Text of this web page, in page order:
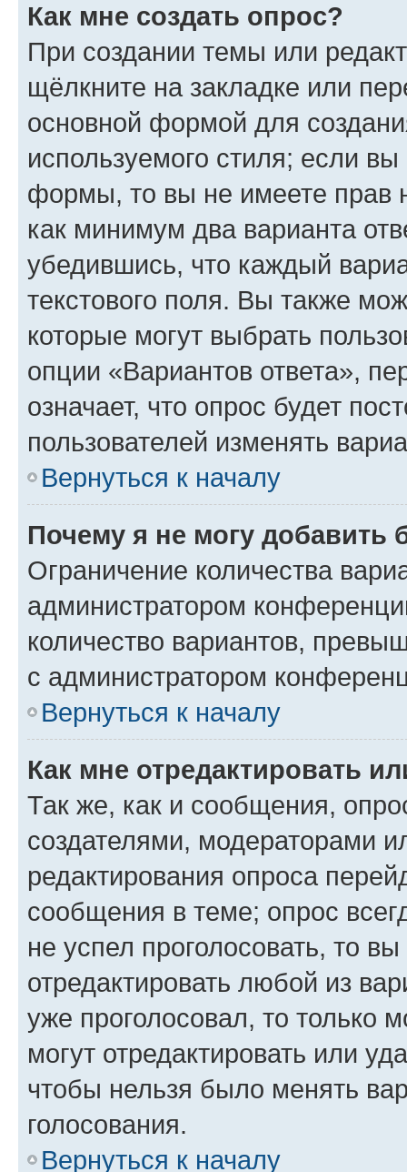
Как мне создать опрос?
При создании темы или
щёлкните на закладке или
основной формой для
используемого стиля; если
формы, то вы не имеете прав
как минимум два варианта
убедившись, что каждый
текстового поля. Вы также
которые могут выбрать
опции «Вариантов ответа»,
означает, что опрос будет
пользователей изменять
Вернуться к началу
Почему я не могу добавить
Ограничение количества
администратором
количество вариантов,
с администратором
Вернуться к началу
Как мне отредактировать
Так же, как и сообщения,
создателями, модераторами
редактирования опроса
сообщения в теме; опрос
не успел проголосовать, то
отредактировать любой из
уже проголосовал, то только
могут отредактировать или
чтобы нельзя было менять
голосования.
Вернуться к началу